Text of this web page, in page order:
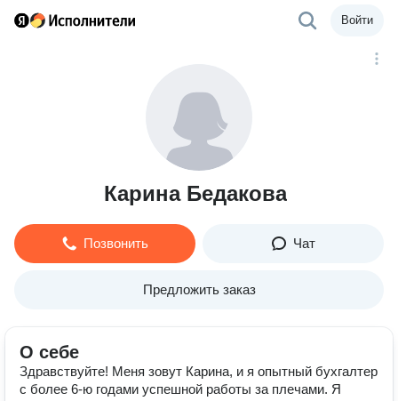
Войти
Карина Бедакова
Позвонить Чат
Предложить заказ
О себе
Здравствуйте! Меня зовут Карина, и я опытный бухгалтер
с более 6-ю годами успешной работы за плечами. Я